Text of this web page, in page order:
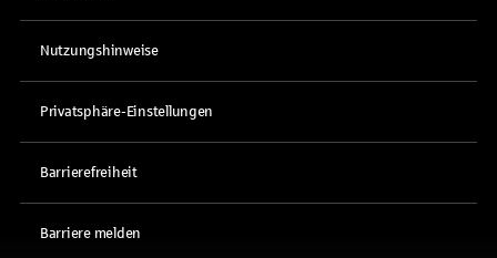
Nutzungshinweise
Privatsphäre-Einstellungen
Barrierefreiheit
Barriere melden